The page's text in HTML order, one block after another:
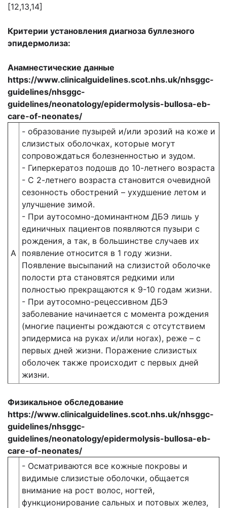
[12,13,14]
Критерии установления диагноза буллезного
эпидермолиза:
Анамнестические данные
https://www.clinicalguidelines.scot.nhs.uk/nhsggc-
guidelines/nhsggc-
guidelines/neonatology/epidermolysis-bullosa-eb-
care-of-neonates/
А
- образование пузырей и/или эрозий на коже и
слизистых оболочках, которые могут
сопровождаться болезненностью и зудом.
- Гиперкератоз подошв до 10-летнего возраста
- С 2-летнего возраста становится очевидной
сезонность обострений – ухудшение летом и
улучшение зимой.
- При аутосомно-доминантном ДБЭ лишь у
единичных пациентов появляются пузыри с
рождения, а так, в большинстве случаев их
появление относится в 1 году жизни.
Появление высыпаний на слизистой оболочке
полости рта становятся редкими или
полностью прекращаются к 9-10 годам жизни.
- При аутосомно-рецессивном ДБЭ
заболевание начинается с момента рождения
(многие пациенты рождаются с отсутствием
эпидермиса на руках и/или ногах), реже – с
первых дней жизни. Поражение слизистых
оболочек также происходит с первых дней
жизни.
Физикальное обследование
https://www.clinicalguidelines.scot.nhs.uk/nhsggc-
guidelines/nhsggc-
guidelines/neonatology/epidermolysis-bullosa-eb-
care-of-neonates/
- Осматриваются все кожные покровы и
видимые слизистые оболочки, общается
внимание на рост волос, ногтей,
функционирование сальных и потовых желез,